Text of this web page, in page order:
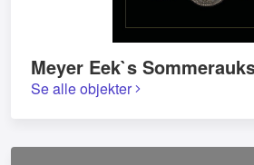
Meyer Eek`s
Se alle objekter